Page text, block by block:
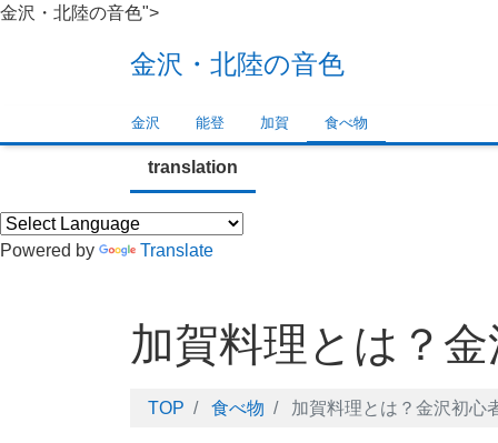
金沢・北陸の音色">
金沢・北陸の音色
金沢 能登 加賀 食べ物
translation
Powered by Translate
加賀料理とは？
TOP 食べ物 加賀料理とは？金沢初心